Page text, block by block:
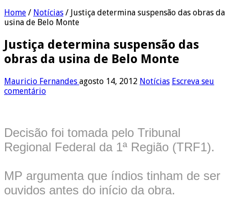
Home / Notícias / Justiça determina suspensão das obras da
usina de Belo Monte
Justiça determina suspensão das
obras da usina de Belo Monte
Mauricio Fernandes agosto 14, 2012 Notícias Escreva seu
comentário
Decisão foi tomada pelo Tribunal
Regional Federal da 1ª Região (TRF1).
MP argumenta que índios tinham de ser
ouvidos antes do início da obra.